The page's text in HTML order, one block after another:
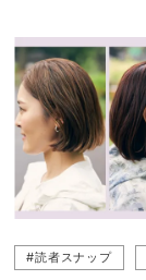
#プチプラコーデ
#水際スポット
#読者スナップ